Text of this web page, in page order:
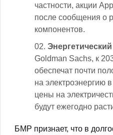
частности, акции
после сообщения о
компонентов.
Goldman Sachs, к
обеспечат почти
на электроэнергию
цены на
будут ежегодно
БМР признает, что в